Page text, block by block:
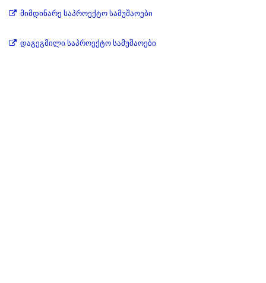
მიმდინარე საპროექტო სამუშაოები
დაგეგმილი საპროექტო სამუშაოები